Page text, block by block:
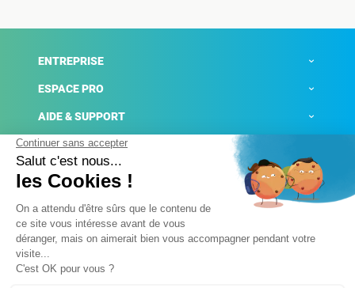
ENTREPRISE
ESPACE PRO
AIDE & SUPPORT
ACTUALITÉS
Mentions légales